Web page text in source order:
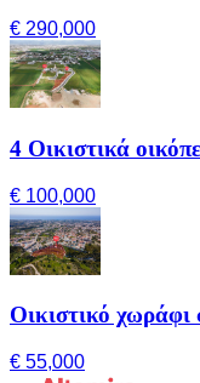
€ 290,000
4 Οικιστικά
€ 100,000
Οικιστικό χωράφι
€ 55,000